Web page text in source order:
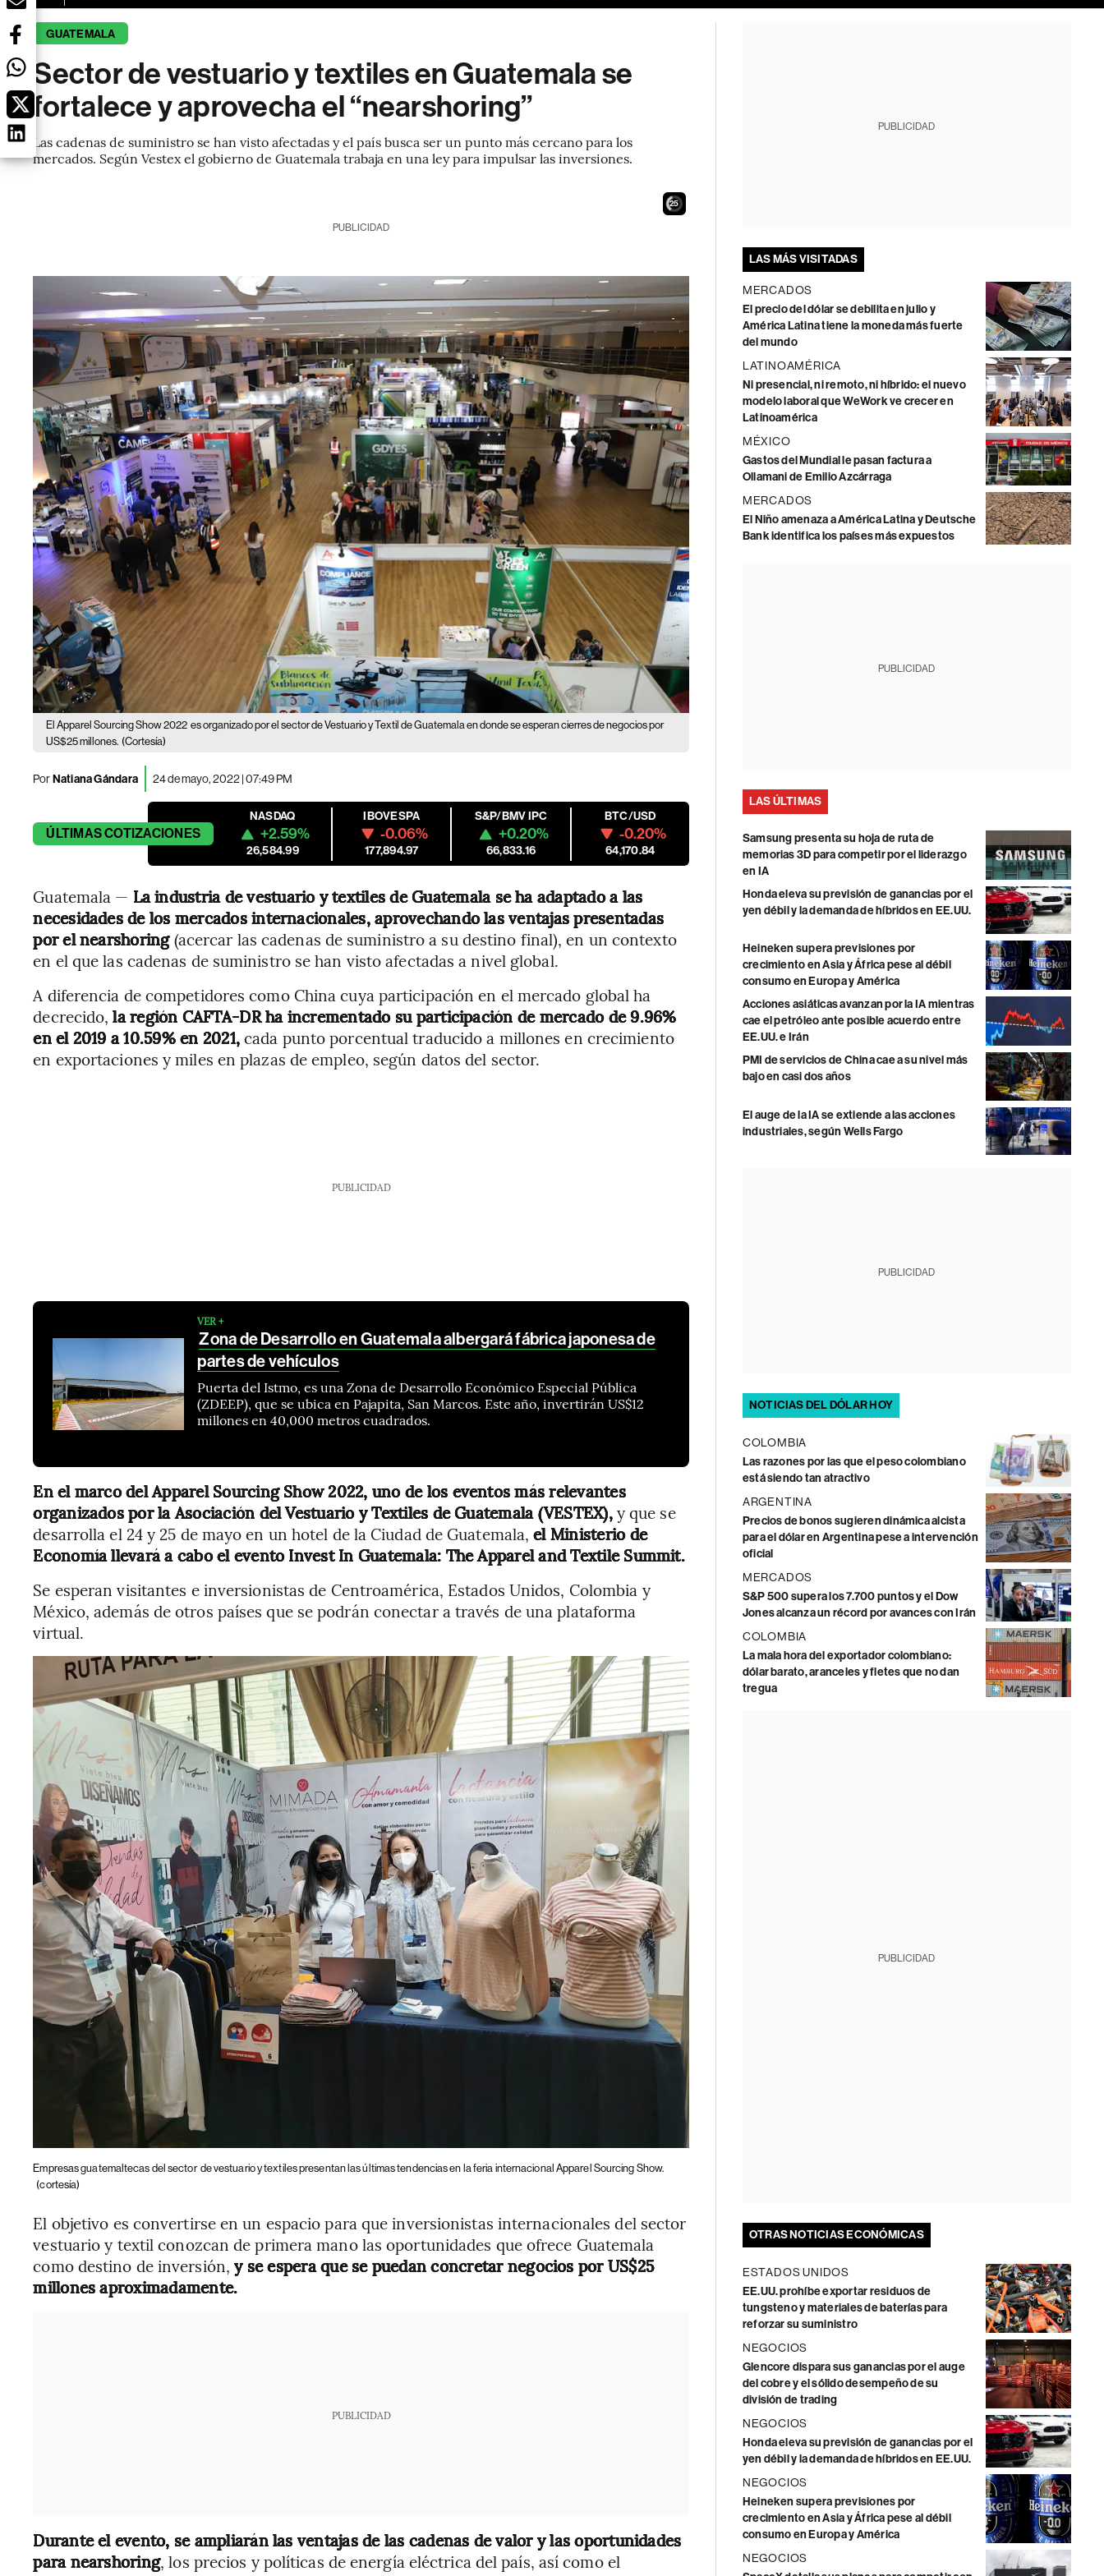
GUATEMALA
Sector de vestuario y textiles en Guatemala se
fortalece y aprovecha el “nearshoring”
Las cadenas de suministro se han visto afectadas y el país busca ser un punto más cercano para los
mercados. Según Vestex el gobierno de Guatemala trabaja en una ley para impulsar las inversiones.
24
PUBLICIDAD
El Apparel Sourcing Show 2022 es organizado por el sector de Vestuario y Textil de Guatemala en donde se esperan cierres de negocios por
US$25 millones. (Cortesía)
PorNatiana Gándara 24 de mayo, 2022 | 07:49 PM
ÚLTIMASCOTIZACIONES
NASDAQ
+2.59%
26,584.99
IBOVESPA
-0.06%
177,894.97
S&P/BMV IPC
+0.20%
66,833.16
BTC/USD
-0.20%
64,170.84
Guatemala — La industria de vestuario y textiles de Guatemala se ha adaptado a las
necesidades de los mercados internacionales, aprovechando las ventajas presentadas
por el nearshoring(acercar las cadenas de suministro a su destino final), en un contexto
en el que las cadenas de suministro se han visto afectadas a nivel global.
A diferencia de competidores como China cuya participación en el mercado global ha
decrecido,la región CAFTA-DR ha incrementado su participación de mercado de 9.96%
en el 2019 a 10.59% en 2021,cada punto porcentual traducido a millones en crecimiento
en exportaciones y miles en plazas de empleo, según datos del sector.
PUBLICIDAD
VER +
Zona de Desarrollo en Guatemala albergará fábrica japonesa de
partes de vehículos
Puerta del Istmo, es una Zona de Desarrollo Económico Especial Pública
(ZDEEP), que se ubica en Pajapita, San Marcos. Este año, invertirán US$12
millones en 40,000 metros cuadrados.
En el marco del Apparel Sourcing Show 2022, uno de los eventos más relevantes
organizados por la Asociación del Vestuario y Textiles de Guatemala (VESTEX),y que se
desarrolla el 24 y 25 de mayo en un hotel de la Ciudad de Guatemala,el Ministerio de
Economía llevará a cabo el evento Invest In Guatemala: The Apparel and Textile Summit.
Se esperan visitantes e inversionistas de Centroamérica, Estados Unidos, Colombia y
México, además de otros países que se podrán conectar a través de una plataforma
virtual.
Empresas guatemaltecas del sector de vestuario y textiles presentan las últimas tendencias en la feria internacional Apparel Sourcing Show.
(cortesía)
El objetivo es convertirse en un espacio para que inversionistas internacionales del sector
vestuario y textil conozcan de primera mano las oportunidades que ofrece Guatemala
como destino de inversión, y se espera que se puedan concretar negocios por US$25
millones aproximadamente.
PUBLICIDAD
Durante el evento, se ampliarán las ventajas de las cadenas de valor y las oportunidades
para nearshoring, los precios y políticas de energía eléctrica del país, así como el
PUBLICIDAD
LAS MÁS VISITADAS
MERCADOS
El precio del dólar se debilita en julio y
América Latina tiene la moneda más fuerte
del mundo
LATINOAMÉRICA
Ni presencial, ni remoto, ni híbrido: el nuevo
modelo laboral que WeWork ve crecer en
Latinoamérica
MÉXICO
Gastos del Mundial le pasan factura a
Ollamani de Emilio Azcárraga
MERCADOS
El Niño amenaza a América Latina y Deutsche
Bank identifica los países más expuestos
PUBLICIDAD
LAS ÚLTIMAS
Samsung presenta su hoja de ruta de
memorias 3D para competir por el liderazgo
en IA
Honda eleva su previsión de ganancias por el
yen débil y la demanda de híbridos en EE.UU.
Heineken supera previsiones por
crecimiento en Asia y África pese al débil
consumo en Europa y América
Acciones asiáticas avanzan por la IA mientras
cae el petróleo ante posible acuerdo entre
EE.UU. e Irán
PMI de servicios de China cae a su nivel más
bajo en casi dos años
El auge de la IA se extiende a las acciones
industriales, según Wells Fargo
PUBLICIDAD
NOTICIAS DEL DÓLAR HOY
COLOMBIA
Las razones por las que el peso colombiano
está siendo tan atractivo
ARGENTINA
Precios de bonos sugieren dinámica alcista
para el dólar en Argentina pese a intervención
oficial
MERCADOS
S&P 500 supera los 7.700 puntos y el Dow
Jones alcanza un récord por avances con Irán
COLOMBIA
La mala hora del exportador colombiano:
dólar barato, aranceles y fletes que no dan
tregua
PUBLICIDAD
OTRAS NOTICIAS ECONÓMICAS
ESTADOS UNIDOS
EE.UU. prohíbe exportar residuos de
tungsteno y materiales de baterías para
reforzar su suministro
NEGOCIOS
Glencore dispara sus ganancias por el auge
del cobre y el sólido desempeño de su
división de trading
NEGOCIOS
Honda eleva su previsión de ganancias por el
yen débil y la demanda de híbridos en EE.UU.
NEGOCIOS
Heineken supera previsiones por
crecimiento en Asia y África pese al débil
consumo en Europa y América
NEGOCIOS